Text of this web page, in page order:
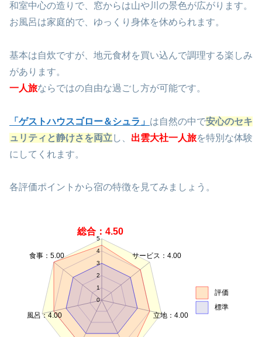
和室中心の造りで、窓からは山や川の景色が広がります。
お風呂は家庭的で、ゆっくり身体を休められます。
基本は自炊ですが、地元食材を買い込んで調理する楽しみ
があります。
一人旅ならではの自由な過ごし方が可能です。
「ゲストハウスゴロー＆シュラ」 は自然の中で安心のセキ
ュリティと静けさを両立 し、 出雲大社一人旅を特別な体験
にしてくれます。
各評価ポイントから宿の特徴を見てみましょう。
0
1
2
3
4
5
総合：4.50
サービス：4.00
立地：4.00
風呂：4.00
食事：5.00
評価
標準